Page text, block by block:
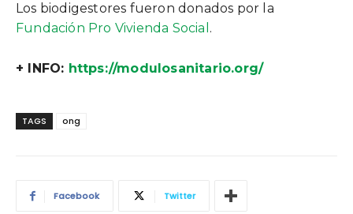
Los biodigestores fueron donados por la
Fundación Pro Vivienda Social .
+ INFO: https://modulosanitario.org/
TAGS ong
Facebook Twitter